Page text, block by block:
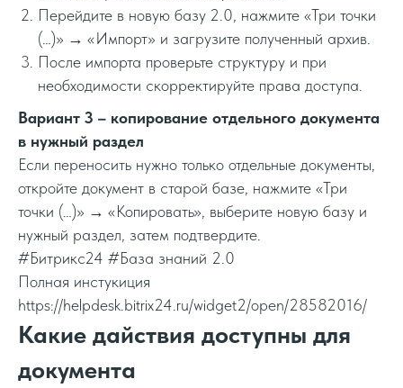
Перейдите в новую базу 2.0, нажмите «Три точки
(…)» → «Импорт» и загрузите полученный архив.
После импорта проверьте структуру и при
необходимости скорректируйте права доступа.
Вариант 3 – копирование отдельного документа
в нужный раздел
Если переносить нужно только отдельные документы,
откройте документ в старой базе, нажмите «Три
точки (…)» → «Копировать», выберите новую базу и
нужный раздел, затем подтвердите.
#Битрикс24 #База знаний 2.0
Полная инстукиция
https://helpdesk.bitrix24.ru/widget2/open/28582016/
Какие дайствия доступны для
документа